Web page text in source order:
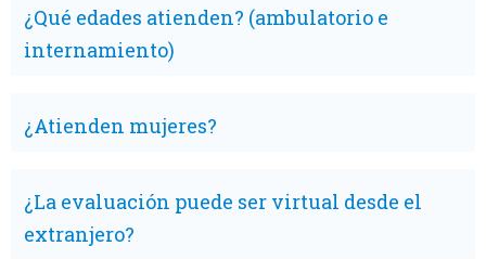
¿Qué edades atienden? (ambulatorio e
internamiento)
¿Atienden mujeres?
¿La evaluación puede ser virtual desde el
extranjero?